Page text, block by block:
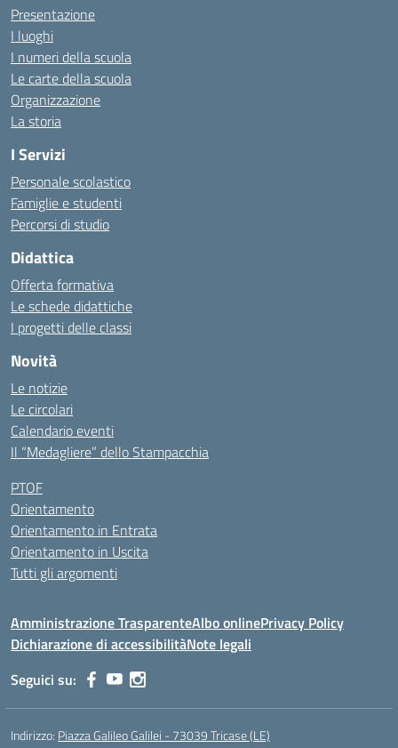
Presentazione
I luoghi
I numeri della scuola
Le carte della scuola
Organizzazione
La storia
I Servizi
Personale scolastico
Famiglie e studenti
Percorsi di studio
Didattica
Offerta formativa
Le schede didattiche
I progetti delle classi
Novità
Le notizie
Le circolari
Calendario eventi
Il “Medagliere” dello Stampacchia
PTOF
Orientamento
Orientamento in Entrata
Orientamento in Uscita
Tutti gli argomenti
Amministrazione TrasparenteAlbo onlinePrivacy Policy
Dichiarazione di accessibilitàNote legali
Seguici su:
Indirizzo: Piazza Galileo Galilei - 73039 Tricase (LE)